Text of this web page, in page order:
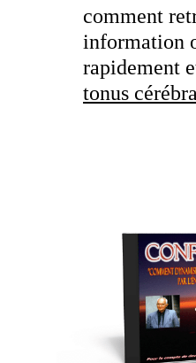
comment
information
rapidement
tonus